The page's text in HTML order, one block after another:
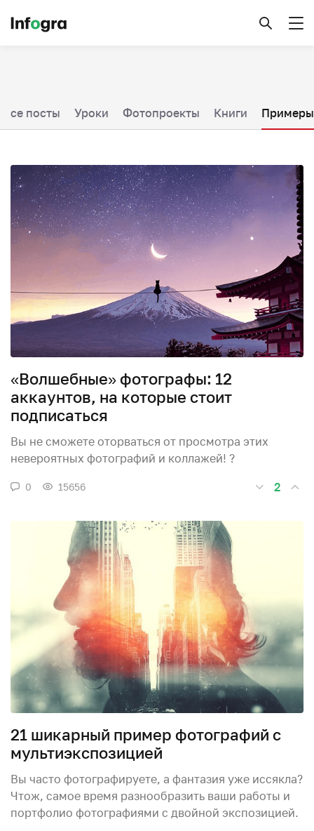
Все посты Уроки Фотопроекты Книги Примеры
«Волшебные» фотографы: 12
аккаунтов, на которые стоит
подписаться
Вы не сможете оторваться от просмотра этих
невероятных фотографий и коллажей! ?
0 15656 2
21 шикарный пример фотографий с
мультиэкспозицией
Вы часто фотографируете, а фантазия уже иссякла?
Чтож, самое время разнообразить ваши работы и
портфолио фотографиями с двойной экспозицией.